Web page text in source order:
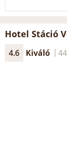
Hotel Stáció
4.6 Kiváló